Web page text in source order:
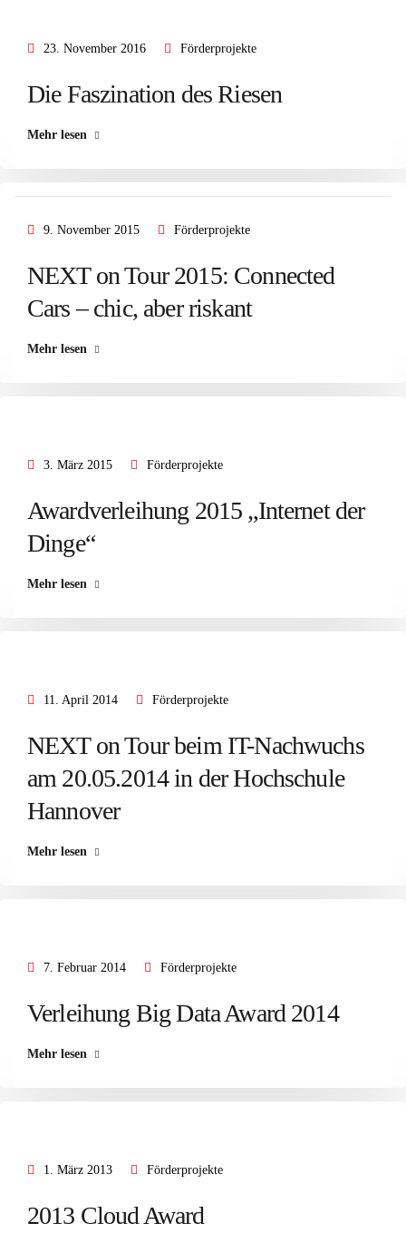
23. November 2016 Förderprojekte
Die Faszination des Riesen
Mehr lesen
9. November 2015 Förderprojekte
NEXT on Tour 2015: Connected
Cars – chic, aber riskant
Mehr lesen
3. März 2015 Förderprojekte
Awardverleihung 2015 „Internet der
Dinge“
Mehr lesen
11. April 2014 Förderprojekte
NEXT on Tour beim IT-Nachwuchs
am 20.05.2014 in der Hochschule
Hannover
Mehr lesen
7. Februar 2014 Förderprojekte
Verleihung Big Data Award 2014
Mehr lesen
1. März 2013 Förderprojekte
2013 Cloud Award